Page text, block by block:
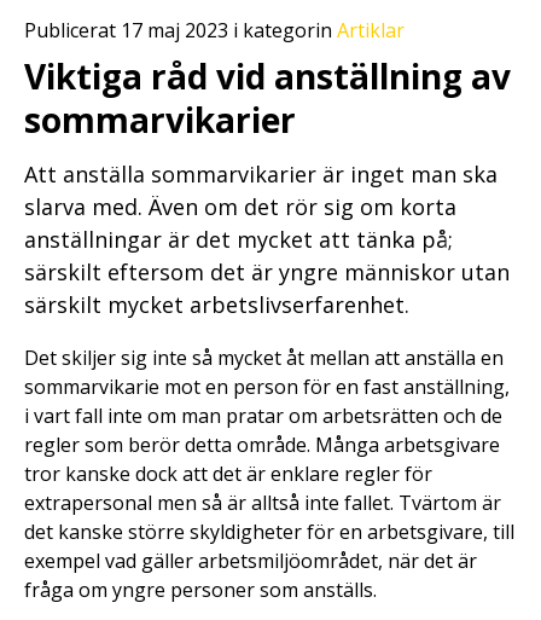
Publicerat 17 maj 2023 i kategorin Artiklar
Viktiga råd vid anställning av
sommarvikarier
Att anställa sommarvikarier är inget man ska
slarva med. Även om det rör sig om korta
anställningar är det mycket att tänka på;
särskilt eftersom det är yngre människor utan
särskilt mycket arbetslivserfarenhet.
Det skiljer sig inte så mycket åt mellan att anställa en
sommarvikarie mot en person för en fast anställning,
i vart fall inte om man pratar om arbetsrätten och de
regler som berör detta område. Många arbetsgivare
tror kanske dock att det är enklare regler för
extrapersonal men så är alltså inte fallet. Tvärtom är
det kanske större skyldigheter för en arbetsgivare, till
exempel vad gäller arbetsmiljöområdet, när det är
fråga om yngre personer som anställs.